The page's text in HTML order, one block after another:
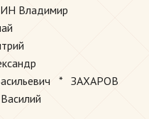
Владимир
* ЗАХАРОВ